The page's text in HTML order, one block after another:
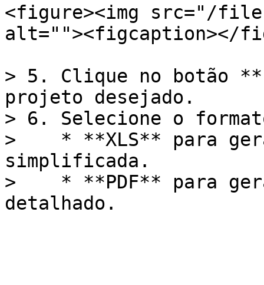
<figure><img src="/files/
alt=""><figcaption></
> 5. Clique no botão
projeto desejado.
> 6. Selecione o
>    * **XLS** para
simplificada.
>    * **PDF** para